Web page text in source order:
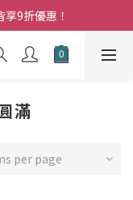
乾燥玫瑰乙束
9折優惠！
乾燥玫瑰乙束
滿
per page